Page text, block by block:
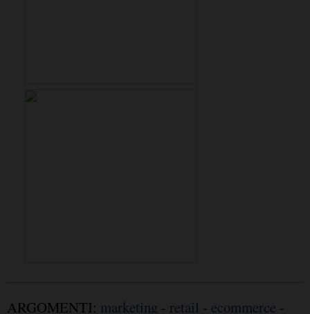
ARGOMENTI: marketing - retail - ecommerce -